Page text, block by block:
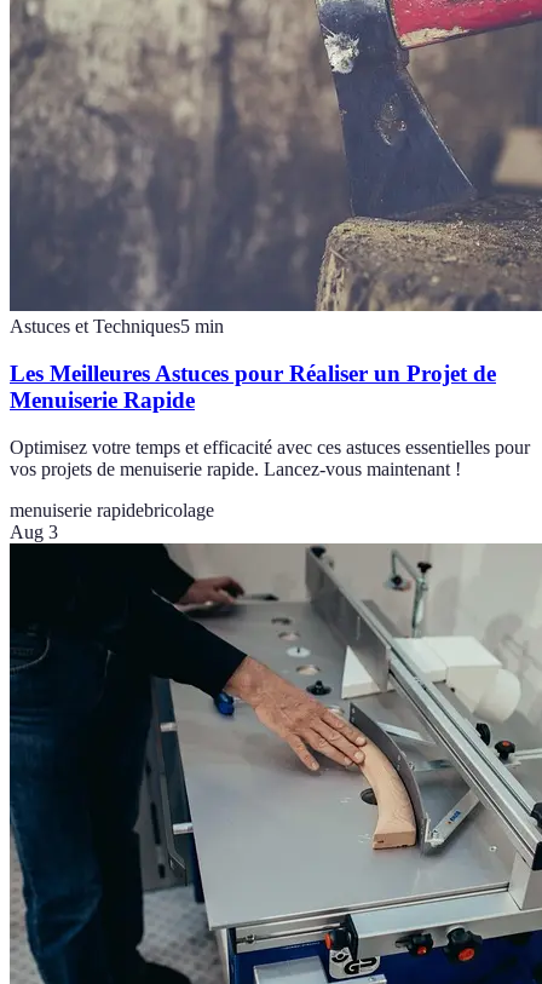
Astuces et Techniques5 min
Les Meilleures Astuces pour Réaliser un Projet de
Menuiserie Rapide
Optimisez votre temps et efficacité avec ces astuces essentielles pour
vos projets de menuiserie rapide. Lancez-vous maintenant !
menuiserie rapidebricolage
Aug 3